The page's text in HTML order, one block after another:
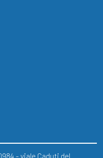
- viale Caduti del